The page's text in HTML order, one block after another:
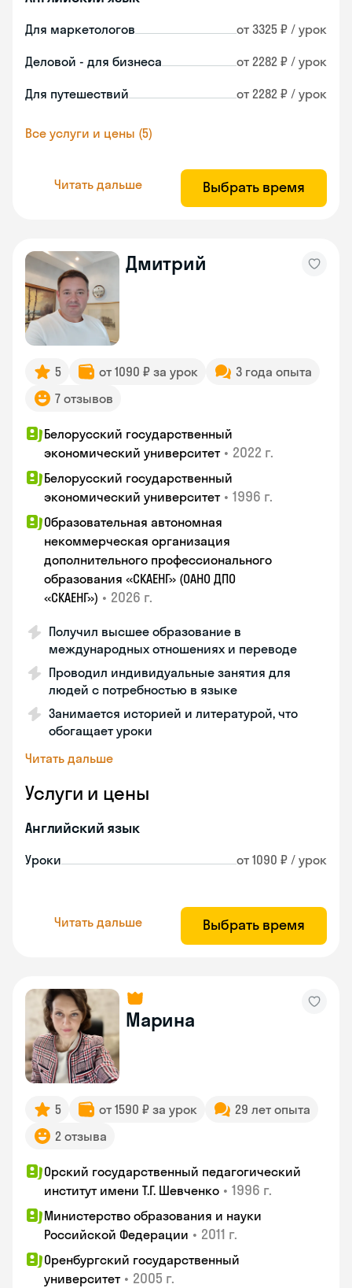
Для маркетологов от 3325 ₽ / урок
Деловой - для бизнеса от 2282 ₽ / урок
Для путешествий от 2282 ₽ / урок
Все услуги и цены (5)
Читать дальше Выбрать время
Дмитрий
5 от 1090 ₽ за урок
3 года опыта
7 отзывов
Белорусский государственный
экономический университет • 2022 г.
Белорусский государственный
экономический университет • 1996 г.
Образовательная автономная
некоммерческая организация
дополнительного профессионального
образования «СКАЕНГ» (ОАНО ДПО
«СКАЕНГ») • 2026 г.
Получил высшее образование в
международных отношениях и переводе
Проводил индивидуальные занятия для
людей с потребностью в языке
Занимается историей и литературой, что
обогащает уроки
Читать дальше
Услуги и цены
Английский язык
Уроки от 1090 ₽ / урок
Читать дальше Выбрать время
Марина
5 от 1590 ₽ за урок
29 лет опыта
2 отзыва
Орский государственный педагогический
институт имени Т.Г. Шевченко • 1996 г.
Министерство образования и науки
Российской Федерации • 2011 г.
Оренбургский государственный
университет • 2005 г.